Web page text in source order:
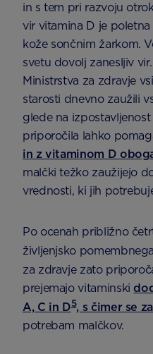
in s tem pri razvoju
vir vitamina D je
kože sončnim žarkom.
svetu dovolj zanesljiv
Ministrstva za zdravje
starosti dnevno zaužili
glede na
priporočila lahko
in z vitaminom D
malčki težko zaužijejo
vrednosti, ki jih
Po ocenah približno
življenjsko
za zdravje zato
prejemajo vitaminski
A, C in D5, s čimer se
potrebam malčkov.